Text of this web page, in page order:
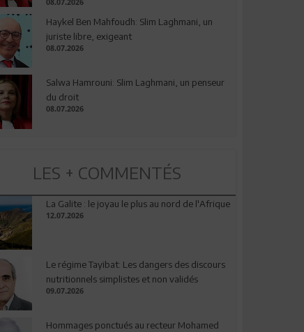
08.07.2026
Haykel Ben Mahfoudh: Slim Laghmani, un
juriste libre, exigeant
08.07.2026
Salwa Hamrouni: Slim Laghmani, un penseur
du droit
08.07.2026
LES + COMMENTÉS
La Galite : le joyau le plus au nord de l'Afrique
12.07.2026
Le régime Tayibat: Les dangers des discours
nutritionnels simplistes et non validés
09.07.2026
Hommages ponctués au recteur Mohamed